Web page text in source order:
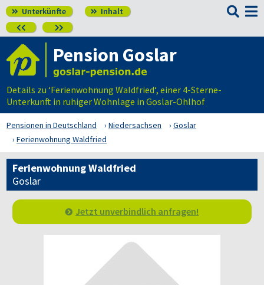
 Unterkünfte  Inhalt
 

Pension Goslar
Details zu ‘Ferienwohnung Waldfried‘, einer 4-Sterne-
Unterkunft in ruhiger Wohnlage in Goslar-Ohlhof
Pensionen in Deutschland Niedersachsen
Goslar
Ferienwohnung Waldfried
Ferienwohnung Waldfried
Goslar
Jetzt unverbindlich anfragen!